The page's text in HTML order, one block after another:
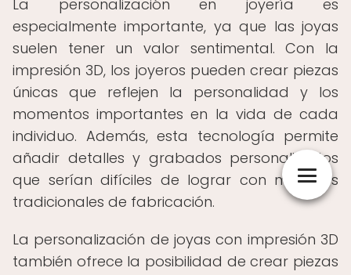
La personalización en joyería es
especialmente importante, ya que las joyas
suelen tener un valor sentimental. Con la
impresión 3D, los joyeros pueden crear piezas
únicas que reflejen la personalidad y los
momentos importantes en la vida de cada
individuo. Además, esta tecnología permite
añadir detalles y grabados personalizados
que serían difíciles de lograr con métodos
tradicionales de fabricación.
La personalización de joyas con impresión 3D
también ofrece la posibilidad de crear piezas